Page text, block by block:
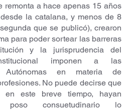
remonta a hace apenas 15 años
la catalana, y menos de 8
que se publicó), crearon
para poder sortear las barreras
y la jurisprudencia del
imponen a las
Autónomas en materia de
No puede decirse que
en este breve tiempo, hayan
consuetudinario lo